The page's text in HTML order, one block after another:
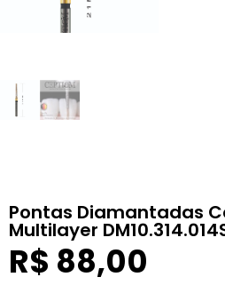
Pontas Diamantadas
Multilayer
R$ 88,00